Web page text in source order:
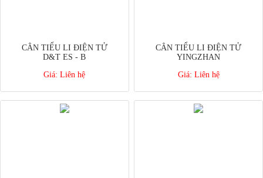
CÂN TIỂU LI ĐIỆN TỬ
D&T ES - B
Giá: Liên hệ
CÂN TIỂU LI ĐIỆN TỬ
YINGZHAN
Giá: Liên hệ